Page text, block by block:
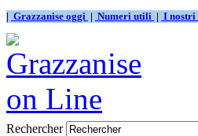
| Grazzanise oggi | Numeri utili | I nostri
Rechercher